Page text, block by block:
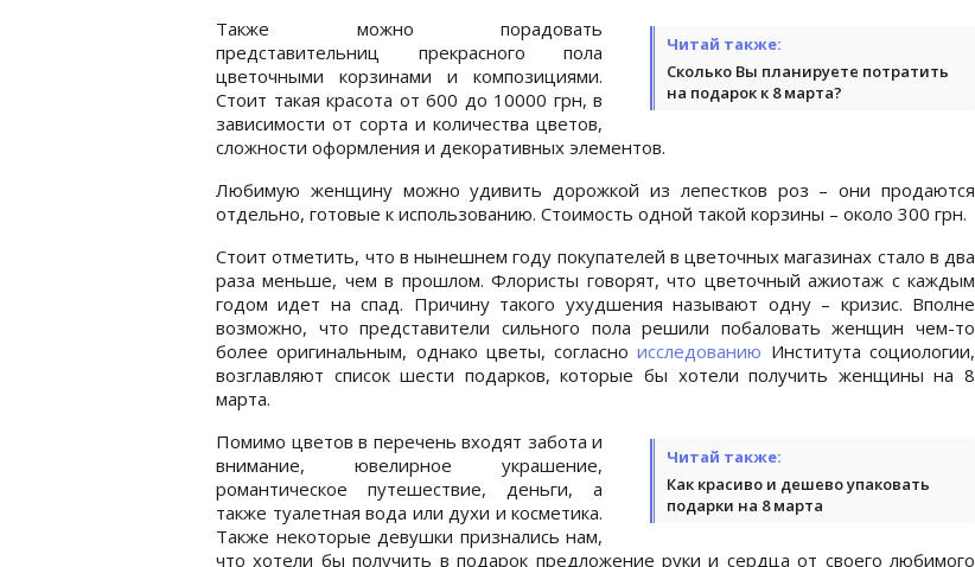
Читай также:
Сколько Вы планируете потратить
на подарок к 8 марта?
Также можно порадовать
представительниц прекрасного пола
цветочными корзинами и композициями.
Стоит такая красота от 600 до 10000 грн, в
зависимости от сорта и количества цветов,
сложности оформления и декоративных элементов.
Любимую женщину можно удивить дорожкой из лепестков роз – они продаются
отдельно, готовые к использованию. Стоимость одной такой корзины – около 300 грн.
Стоит отметить, что в нынешнем году покупателей в цветочных магазинах стало в два
раза меньше, чем в прошлом. Флористы говорят, что цветочный ажиотаж с каждым
годом идет на спад. Причину такого ухудшения называют одну – кризис. Вполне
возможно, что представители сильного пола решили побаловать женщин чем-то
более оригинальным, однако цветы, согласноисследованию Института социологии,
возглавляют список шести подарков, которые бы хотели получить женщины на 8
марта.
Читай также:
Как красиво и дешево упаковать
подарки на 8 марта
Помимо цветов в перечень входят забота и
внимание, ювелирное украшение,
романтическое путешествие, деньги, а
также туалетная вода или духи и косметика.
Также некоторые девушки признались нам,
что хотели бы получить в подарок предложение руки и сердца от своего любимого